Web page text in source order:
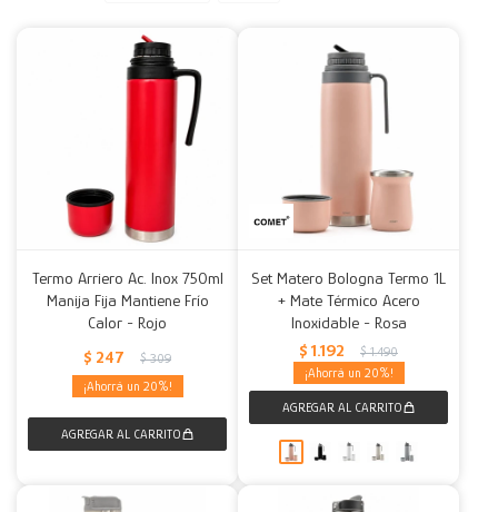
Termo Arriero Ac. Inox 750ml
Manija Fija Mantiene Frío
Calor - Rojo
$ 247 $ 309
20
Set Matero Bologna Termo 1L
+ Mate Térmico Acero
Inoxidable - Rosa
$ 1.192 $ 1.490
20
Acolchados y Frazadas
Accesorios para el hogar